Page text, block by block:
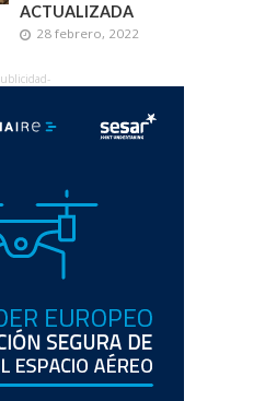
ACTUALIZADA
28 febrero, 2022